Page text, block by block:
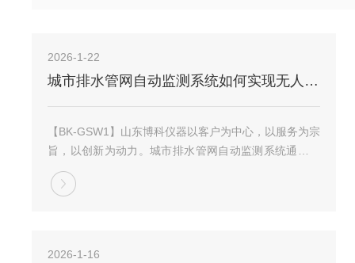
2026-1-22
城市排水管网自动监测系统如何实现无人化运维?
【BK-GSW1】山东博科仪器以客户为中心，以服务为宗
旨，以创新为动力。城市排水管网自动监测系统通过设
备自动化、数据智能化实现无人化运维，大幅减少人工
巡查成本，提升管网管理效率。前端监测设备(水位、流
2026-1-16